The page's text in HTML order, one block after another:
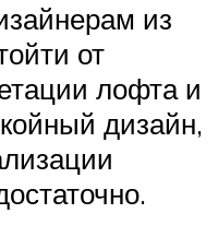
из
от
лофта и
дизайн,